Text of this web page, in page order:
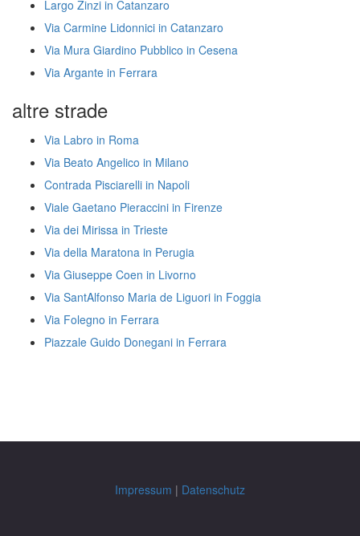
Largo Zinzi in Catanzaro
Via Carmine Lidonnici in Catanzaro
Via Mura Giardino Pubblico in Cesena
Via Argante in Ferrara
altre strade
Via Labro in Roma
Via Beato Angelico in Milano
Contrada Pisciarelli in Napoli
Viale Gaetano Pieraccini in Firenze
Via dei Mirissa in Trieste
Via della Maratona in Perugia
Via Giuseppe Coen in Livorno
Via SantAlfonso Maria de Liguori in Foggia
Via Folegno in Ferrara
Piazzale Guido Donegani in Ferrara
Impressum | Datenschutz